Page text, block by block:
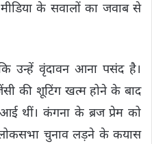
के सवालों का जवाब से
उन्हें वृंदावन आना पसंद है।
की शूटिंग खत्म होने के बाद
थीं। कंगना के ब्रज प्रेम को
चुनाव लड़ने के कयास